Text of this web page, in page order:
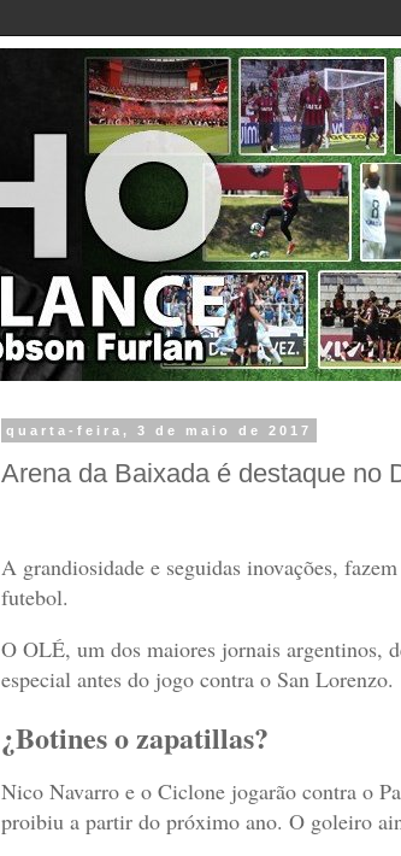
quarta-feira, 3 de maio de 2017
Arena da Baixada é destaque no
A grandiosidade e seguidas inovações,
futebol.
O OLÉ, um dos maiores jornais argentinos,
especial antes do jogo contra o San Lorenzo.
¿Botines o zapatillas?
Nico Navarro e o Ciclone jogarão contra o
proibiu a partir do próximo ano. O goleiro